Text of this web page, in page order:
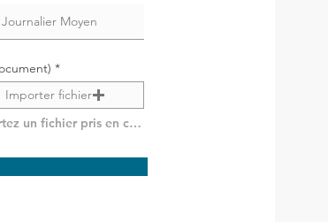
Importer fichier
Importez un fichier pris en charge (max. 15 Mo)